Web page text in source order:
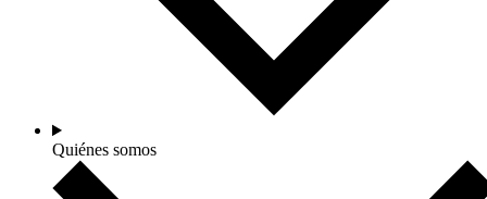
Quiénes somos